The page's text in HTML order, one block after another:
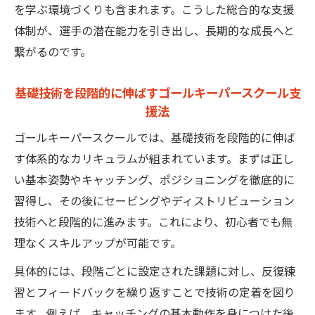
を学ぶ環境づくりも含まれます。こうした総合的な支援
体制が、選手の潜在能力を引き出し、長期的な成長へと
繋がるのです。
基礎技術を段階的に伸ばすゴールキーパースクール支
援法
ゴールキーパースクールでは、基礎技術を段階的に伸ば
す体系的なカリキュラムが組まれています。まずは正し
い基本姿勢やキャッチング、ポジショニングを徹底的に
習得し、その後にセービングやディストリビューション
技術へと段階的に進みます。これにより、初心者でも無
理なくスキルアップが可能です。
具体的には、段階ごとに設定された課題に対し、反復練
習とフィードバックを繰り返すことで技術の定着を図り